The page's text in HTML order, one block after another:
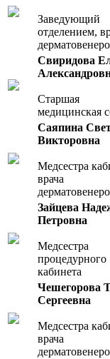
Заведующий
отделением,
Свиридова
Старшая
медицинская
Саяпина
Викторовна
Медсестра
врача
Зайцева
Петровна
Медсестра
процедурного
кабинета
Чешегорова
Сергеевна
Медсестра
врача